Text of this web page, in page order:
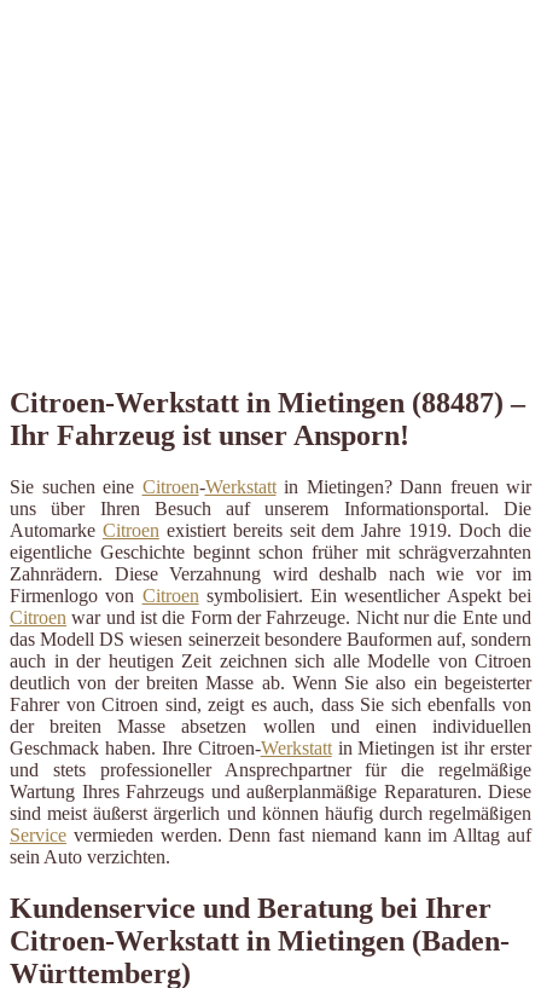
Citroen-Werkstatt in Mietingen (88487) –
Ihr Fahrzeug ist unser Ansporn!
Sie suchen eine Citroen-Werkstattin Mietingen? Dann freuen wir
uns über Ihren Besuch auf unserem Informationsportal. Die
Automarke Citroen existiert bereits seit dem Jahre 1919. Doch die
eigentliche Geschichte beginnt schon früher mit schrägverzahnten
Zahnrädern. Diese Verzahnung wird deshalb nach wie vor im
Firmenlogo von Citroen symbolisiert. Ein wesentlicher Aspekt bei
Citroen war und ist die Form der Fahrzeuge. Nicht nur die Ente und
das Modell DS wiesen seinerzeit besondere Bauformen auf, sondern
auch in der heutigen Zeit zeichnen sich alle Modelle von Citroen
deutlich von der breiten Masse ab. Wenn Sie also ein begeisterter
Fahrer von Citroen sind, zeigt es auch, dass Sie sich ebenfalls von
der breiten Masse absetzen wollen und einen individuellen
Geschmack haben. Ihre Citroen-Werkstattin Mietingen ist ihr erster
und stets professioneller Ansprechpartner für die regelmäßige
Wartung Ihres Fahrzeugs und außerplanmäßige Reparaturen. Diese
sind meist äußerst ärgerlich und können häufig durch regelmäßigen
Service vermieden werden. Denn fast niemand kann im Alltag auf
sein Auto verzichten.
Kundenservice und Beratung bei Ihrer
Citroen-Werkstatt in Mietingen (Baden-
Württemberg)